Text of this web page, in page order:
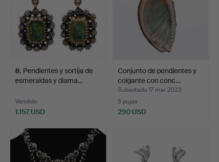
8. Pendientes y sortija de
esmeraldas y diama…
Vendido
1.157 USD
Conjunto de pendientes y
colgante con conc…
Subastado 17 mar 2023
5 pujas
290 USD